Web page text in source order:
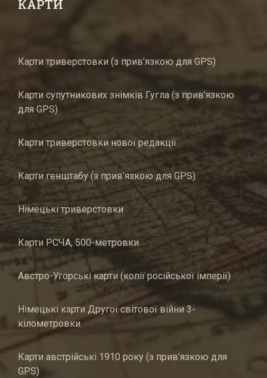
КАРТИ
Карти триверстовки (з прив’язкою для GPS)
Карти супутникових знімків Гугла (з прив’язкою
для GPS)
Карти триверстовки нової редакції
Карти генштабу (з прив’язкою для GPS)
Німецькі триверстовки
Карти РСЧА, 500-метровки
Австро-Угорські карти (копії російської імперії)
Німецькі карти Другої світової війни 3-
кілометровки
Карти австрійські 1910 року (з прив’язкою для
GPS)